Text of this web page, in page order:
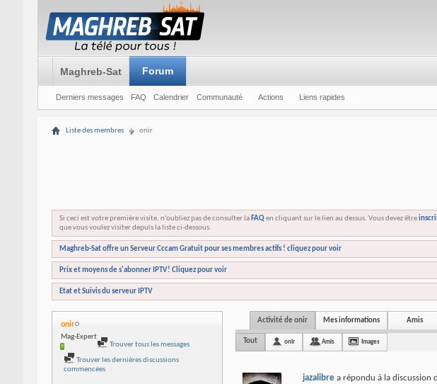
Maghreb-Sat Forum
Derniers messages FAQ Calendrier Communauté Actions Liens rapides
Liste des membres onir
Si ceci est votre première visite, n'oubliez pas de consulter la FAQen cliquant sur le lien au dessus. Vous devez être
que vous voulez visiter depuis la liste ci-dessous.
Maghreb-Sat offre un Serveur Cccam Gratuit pour ses membres actifs ! cliquez pour voir
Prix et moyens de s'abonner IPTV! Cliquez pour voir
Etat et Suivis du serveur IPTV
onir
Mag-Expert
Trouver tous les messages
Trouver les dernières discussions
commencées
Activité de onir Mes informations Amis
Tout onir Amis Images
jazalibrea répondu à la discussion